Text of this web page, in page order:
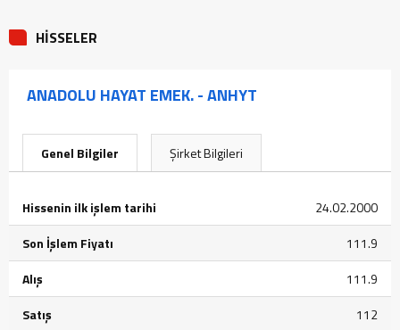
HİSSELER
ANADOLU HAYAT EMEK. - ANHYT
Genel Bilgiler Şirket Bilgileri
Hissenin ilk işlem tarihi
24.02.2000
Son İşlem Fiyatı
111.9
Alış
111.9
Satış
112